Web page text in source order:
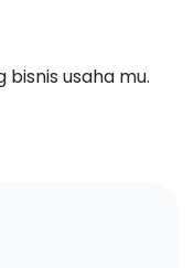
usaha mu.